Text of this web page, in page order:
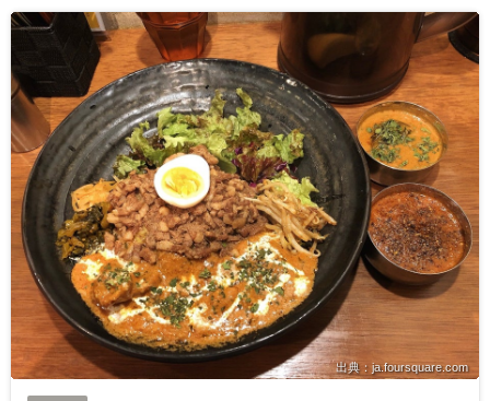
出典：ja.foursquare.com